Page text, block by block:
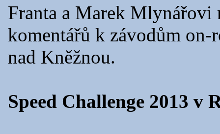
Franta a Marek Mlynářovi
komentářů k závodům on-
nad Kněžnou.
Speed Challenge 2013 v